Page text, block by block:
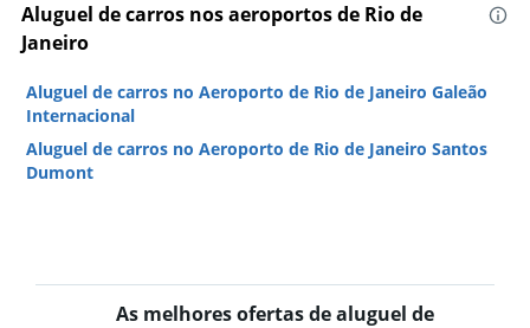
Aluguel de carros nos aeroportos de Rio de
Janeiro
Aluguel de carros no Aeroporto de Rio de Janeiro Galeão
Internacional
Aluguel de carros no Aeroporto de Rio de Janeiro Santos
Dumont
As melhores ofertas de aluguel de